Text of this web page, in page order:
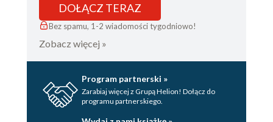
DOŁĄCZ TERAZ
Bez spamu, 1-2 wiadomości tygodniowo!
Zobacz więcej »
Program partnerski »
Zarabiaj więcej z Grupą Helion! Dołącz do
programu partnerskiego.